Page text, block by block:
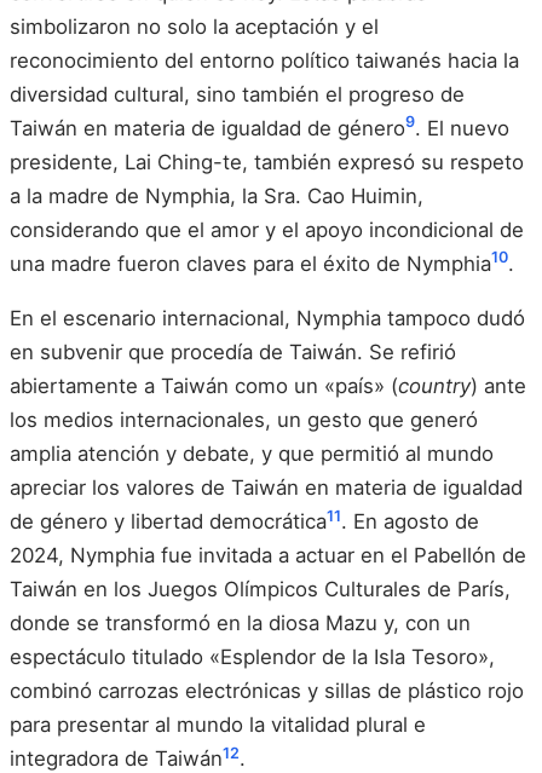
simbolizaron no solo la aceptación y el
reconocimiento del entorno político taiwanés hacia la
diversidad cultural, sino también el progreso de
Taiwán en materia de igualdad de género9. El nuevo
presidente, Lai Ching-te, también expresó su respeto
a la madre de Nymphia, la Sra. Cao Huimin,
considerando que el amor y el apoyo incondicional de
una madre fueron claves para el éxito de Nymphia10.
En el escenario internacional, Nymphia tampoco dudó
en subvenir que procedía de Taiwán. Se refirió
abiertamente a Taiwán como un «país» (country) ante
los medios internacionales, un gesto que generó
amplia atención y debate, y que permitió al mundo
apreciar los valores de Taiwán en materia de igualdad
de género y libertad democrática11. En agosto de
2024, Nymphia fue invitada a actuar en el Pabellón de
Taiwán en los Juegos Olímpicos Culturales de París,
donde se transformó en la diosa Mazu y, con un
espectáculo titulado «Esplendor de la Isla Tesoro»,
combinó carrozas electrónicas y sillas de plástico rojo
para presentar al mundo la vitalidad plural e
integradora de Taiwán12.